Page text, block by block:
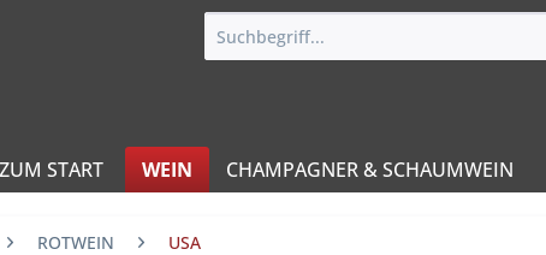
START WEIN CHAMPAGNER & SCHAUMWEIN
ROTWEIN USA